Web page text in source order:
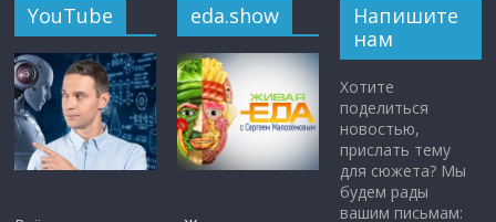
YouTube eda.show
Напишите
нам
Хотите
поделиться
новостью,
прислать тему
для сюжета? Мы
будем рады
вашим письмам: